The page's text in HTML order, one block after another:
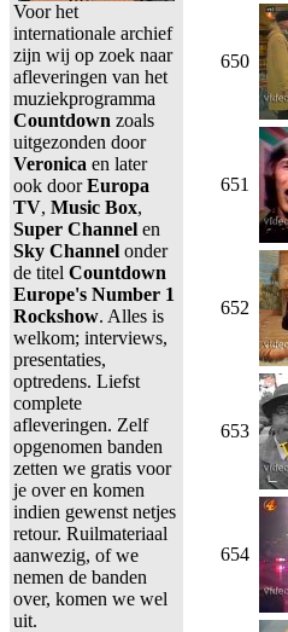
Voor het
internationale archief
zijn wij op zoek naar
afleveringen van het
muziekprogramma
Countdown zoals
uitgezonden door
Veronica en later
ook doorEuropa
TV, Music Box,
Super Channel en
Sky Channel onder
de titel Countdown
Europe's Number 1
Rockshow. Alles is
welkom; interviews,
presentaties,
optredens. Liefst
complete
afleveringen. Zelf
opgenomen banden
zetten we gratis voor
je over en komen
indien gewenst netjes
retour. Ruilmateriaal
aanwezig, of we
nemen de banden
over, komen we wel
uit.
650
651
652
653
654